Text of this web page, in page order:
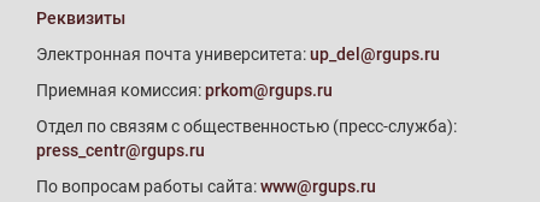
Реквизиты
Электронная почта университета:up_del@rgups.ru
Приемная комиссия:prkom@rgups.ru
Отдел по связям с общественностью (пресс-служба):
press_centr@rgups.ru
По вопросам работы сайта:www@rgups.ru